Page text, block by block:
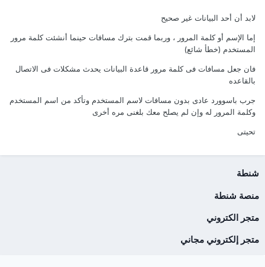
لابد أن أحد البيانات غير صحيح
إما الإسم أو كلمة المرور ، وربما قمت بترك مسافات حينما أنشئت كلمة مرور
المستخدم (خطأ شائع)
فان جعل مسافات فى كلمة مرور قاعدة البيانات يحدث مشكلات فى الاتصال
بالقاعده
جرب باسوورد عادى بدون مسافات لاسم المستخدم وتأكد من اسم المستخدم
وكلمة المرور له وإن لم يصلح معك بلغنى مره أخرى
تحيتى
شنطة
منصة شنطة
متجر الكتروني
متجر إلكتروني مجاني